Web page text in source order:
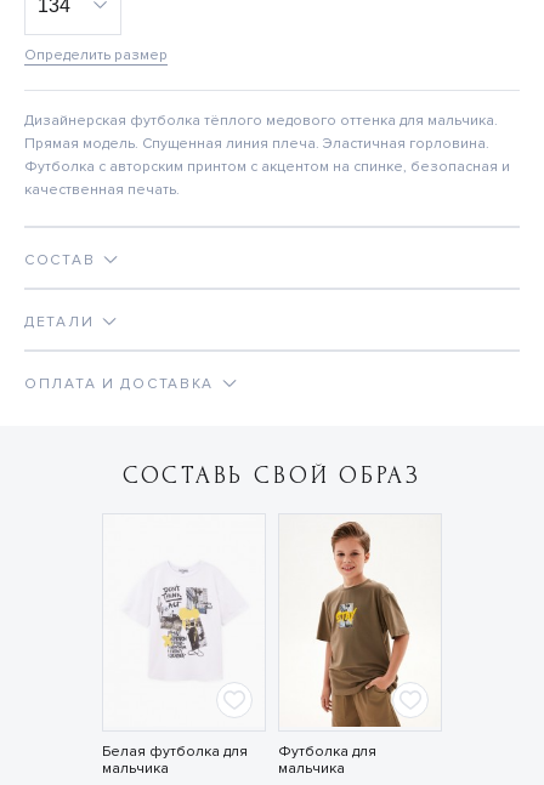
Определить размер
Дизайнерская футболка тёплого медового оттенка для мальчика.
Прямая модель. Спущенная линия плеча. Эластичная горловина.
Футболка с авторским принтом с акцентом на спинке, безопасная и
качественная печать.
СОСТАВ
ДЕТАЛИ
ОПЛАТА И ДОСТАВКА
СОСТАВЬ СВОЙ ОБРАЗ
Белая футболка для
мальчика
Футболка для
мальчика